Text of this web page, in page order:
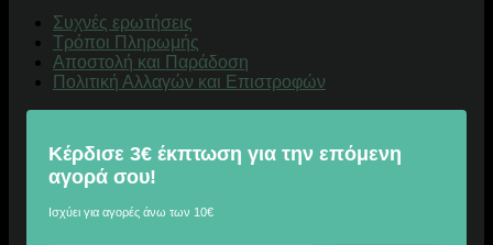
Συχνές ερωτήσεις
Τρόποι Πληρωμής
Αποστολή και Παράδοση
Πολιτική Αλλαγών και Επιστροφών
Κέρδισε 3€ έκπτωση για την επόμενη
αγορά σου!
Ισχύει για αγορές άνω των 10€